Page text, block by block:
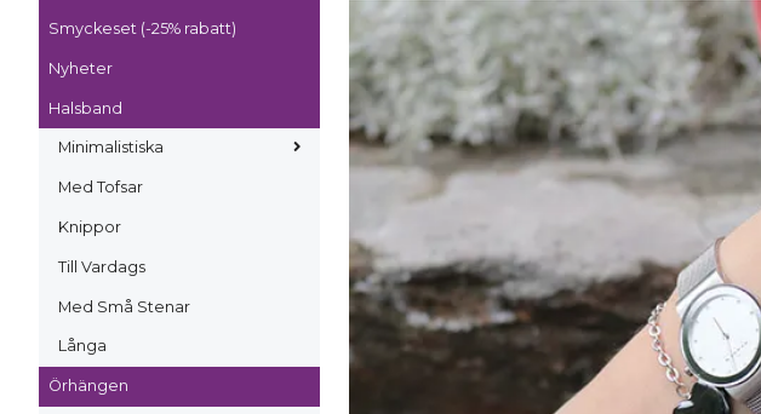
Smyckeset (-25% rabatt)
Nyheter
Halsband
Minimalistiska
Med Tofsar
Knippor
Till Vardags
Med Små Stenar
Långa
Örhängen